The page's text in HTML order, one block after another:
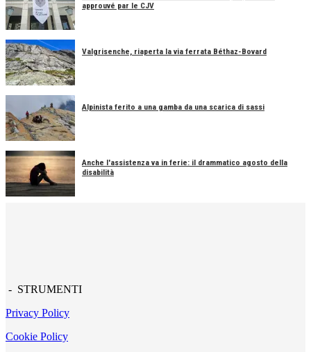
approuvé par le CJV
Valgrisenche, riaperta la via ferrata Béthaz-Bovard
Alpinista ferito a una gamba da una scarica di sassi
Anche l'assistenza va in ferie: il drammatico agosto della
disabilità
- STRUMENTI
Privacy Policy
Cookie Policy